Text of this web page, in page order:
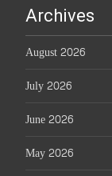
Archives
August 2026
July 2026
June 2026
May 2026